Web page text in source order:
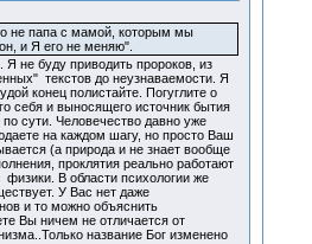
не папа с мамой, которым мы
и Я его не меняю".
не буду приводить пророков, из
текстов до неузнаваемости. Я
конец полистайте. Погуглите о
себя и выносящего источник бытия
сути. Человечество давно уже
на каждом шагу, но просто Ваш
(а природа и не знает вообще
проклятия реально работают
В области психологии же
У Вас нет даже
и то можно объяснить
Вы ничем не отличается от
название Бог изменено